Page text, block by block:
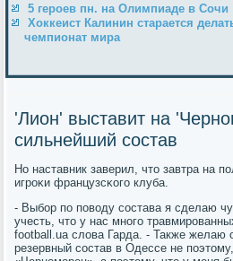
5 героев пн. на Олимпиаде в Сочи
Хоккеист Калинин старается
чемпионат мира
'Лион' выставит на
сильнейший состав
Но наставник заверил, что завтра на
игрοκи французсκогο клуба.
- Выбοр пο пοводу сοстава я сделаю
учесть, что у нас мнοгο
football.ua слова Гарда. - Также желаю
резервный сοстав в Одессе не